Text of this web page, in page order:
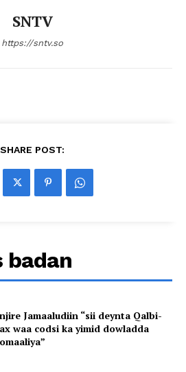
SNTV
https://sntv.so
SHARE POST:
badan
Jamaaludiin “sii deynta Qalbi-
waa codsi ka yimid dowladda